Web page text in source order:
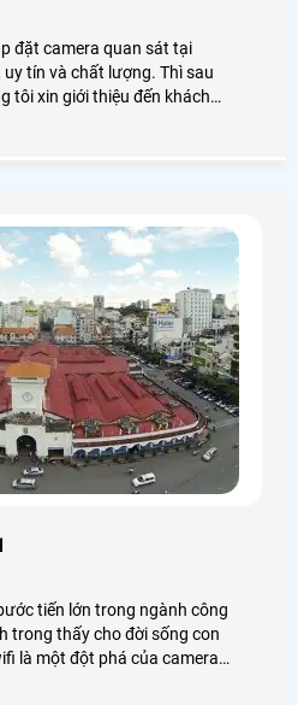
đặt camera quan sát tại
và chất lượng. Thì sau
tôi xin giới thiệu đến khách
tiến lớn trong ngành công
trong thấy cho đời sống con
là một đột phá của camera